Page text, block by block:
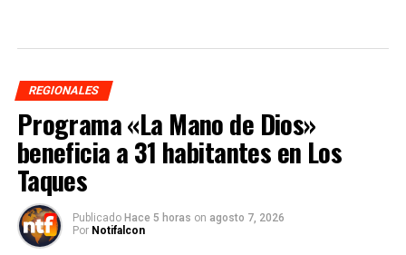
REGIONALES
Programa «La Mano de Dios»
beneficia a 31 habitantes en Los
Taques
Publicado Hace 5 horas on agosto 7, 2026
Por Notifalcon